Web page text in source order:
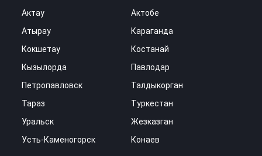
Актау
Актобе
Атырау
Караганда
Кокшетау
Костанай
Кызылорда
Павлодар
Петропавловск
Талдыкорган
Тараз
Туркестан
Уральск
Жезказган
Усть-Каменогорск
Конаев